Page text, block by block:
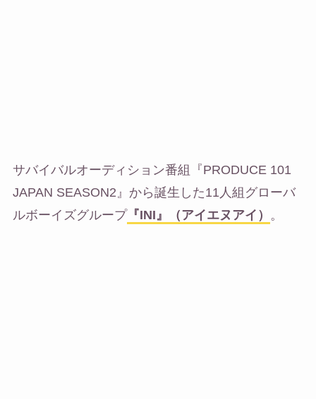
サバイバルオーディション番組『PRODUCE 101
JAPAN SEASON2』から誕生した11人組グローバ
ルボーイズグループ『INI』（アイエヌアイ） 。